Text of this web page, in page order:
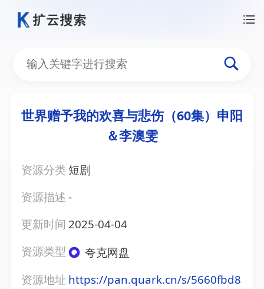
世界赠予我的欢喜与悲伤（60集）申阳
＆李澳雯
资源分类 短剧
资源描述-
更新时间 2025-04-04
资源类型
夸克网盘
资源地址 https://pan.quark.cn/s/5660fbd8